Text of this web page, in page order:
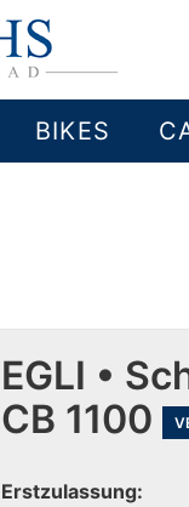
BIKES
EGLI •
CB 1100
Erstzulassung: